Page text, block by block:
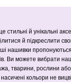
й унікальні
й підкреслити
нашивки
Ви можете вибрати
тварини, рослини або
кольори не